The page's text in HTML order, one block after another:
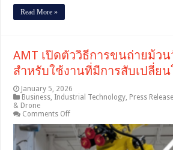
Read More »
AMT เปิดตัววิธีการขนถ่ายม้ว
สำหรับใช้งานที่มีการสับเปลี่ย
January 5, 2026
Business, Industrial Technology, Press Release
& Drone
Comments Offon